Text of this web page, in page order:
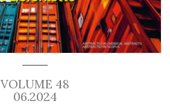
VOLUME 48
06.2024